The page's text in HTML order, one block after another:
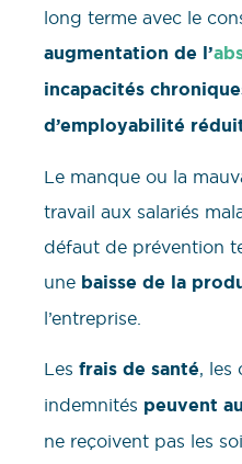
long terme avec le
augmentation de l’
incapacités
d’employabilité
Le manque ou la
travail aux salariés
défaut de prévention
une baisse de la
l’entreprise.
Les frais de santé, les
indemnités peuvent
ne reçoivent pas les